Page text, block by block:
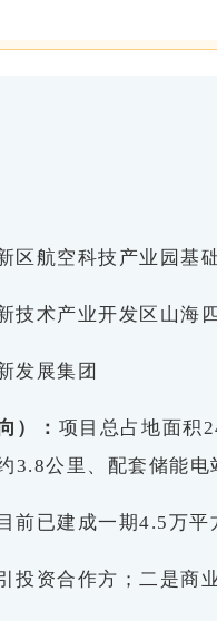
区航空科技产业园基
技术产业开发区山海
发展集团
）： 项目总占地面积
3.8公里、配套储能电
目前已建成一期4.5万平
投资合作方；二是商